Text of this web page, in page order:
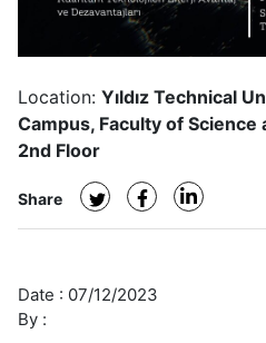
Location: Yıldız Technical
Campus, Faculty of Science
2nd Floor
Share
Date : 07/12/2023
By :